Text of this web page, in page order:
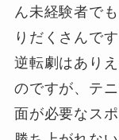
ん未経験者で
りだくさんで
逆転劇はあり
のですが、テ
面が必要なス